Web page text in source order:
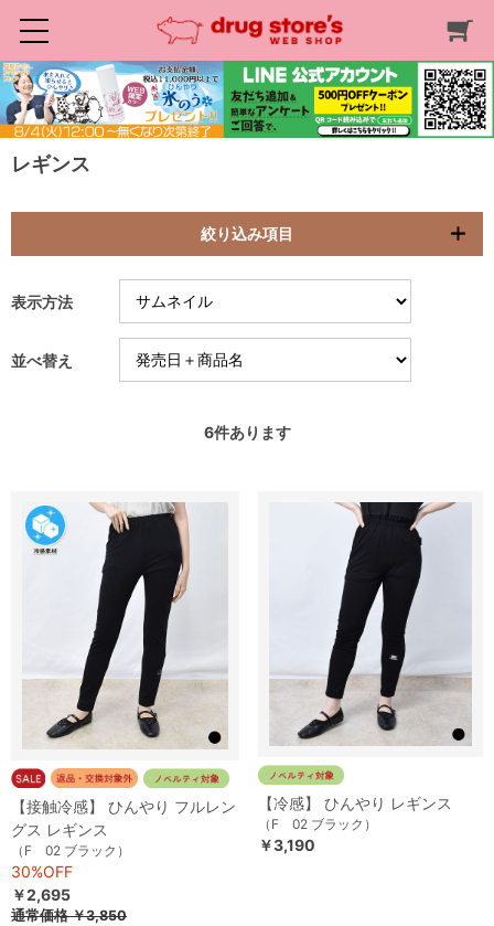
レギンス
絞り込み項目
表示方法
並べ替え
6件あります
【接触冷感】 ひんやり フルレン
グス レギンス
（F 02 ブラック）
30%OFF
￥2,695
通常価格￥3,850
【冷感】 ひんやり レギンス
（F 02 ブラック）
￥3,190